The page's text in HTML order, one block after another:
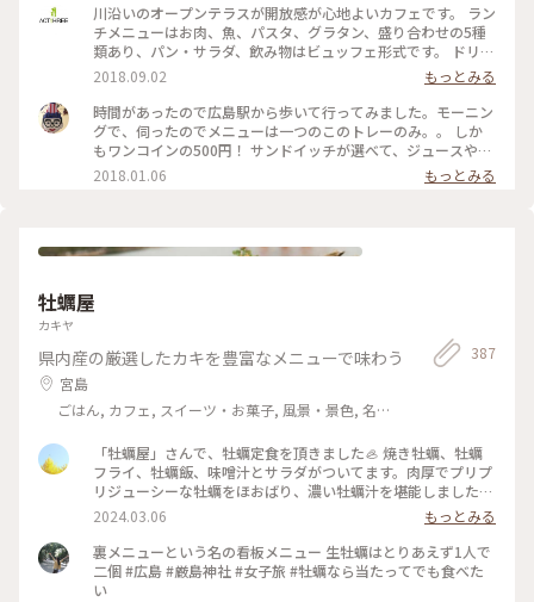
川沿いのオープンテラスが開放感が心地よいカフェです。 ラン
チメニューはお肉、魚、パスタ、グラタン、盛り合わせの5種
類あり、パン・サラダ、飲み物はビュッフェ形式です。 ドリン
クとバンは種類も豊富！ パンコーナーにトースターもあり温
めることができるのが嬉しい！ チョコパンが美味しかったで
す！ この度は盛り合わせのランチと家族がグラタンのランチ
をチョイス。 いづれも美味しかったけどメンズにはちょっと
量が少ないかもですが、その分、サラダとパンをいっぱいおか
でどうぞ #パンが美味しい #ビュッフェ形式 #雰囲気が素敵
2018.09.02
もっとみる
時間があったので広島駅から歩いて行ってみました。モーニン
グで、伺ったのでメニューは一つのこのトレーのみ。。 しか
もワンコインの500円！ サンドイッチが選べて、ジュースやコ
ーヒーは飲み放題。 ストーブがあり、この中は暖く過ごしや
すかったです！ 夏は川を見ながら素敵ランチできそう！
2018.01.06 もっとみる
牡蠣屋
カキヤ
県内産の厳選したカキを豊富なメニューで味わう
宮島
ごはん, カフェ, スイーツ・お菓子, 風景・景色, 名
387
「牡蠣屋」さんで、牡蠣定食を頂きました🦪 焼き牡蠣、牡蠣
フライ、牡蠣飯、味噌汁とサラダがついてます。肉厚でプリプ
リジューシーな牡蠣をほおばり、濃い牡蠣汁を堪能しました。
生牡蠣はついていないので、個別に注文しました😋 #牡蠣屋
#牡蠣 #広島 #広島県 #宮島 #定食 #2024
2024.03.06
もっとみる
裏メニューという名の看板メニュー 生牡蠣はとりあえず1人で
二個 #広島 #厳島神社 #女子旅 #牡蠣なら当たってでも食べた
い